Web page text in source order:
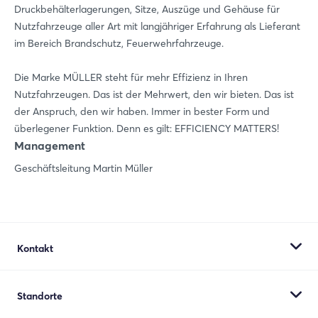
Druckbehälterlagerungen, Sitze, Auszüge und Gehäuse für
Nutzfahrzeuge aller Art mit langjähriger Erfahrung als Lieferant
im Bereich Brandschutz, Feuerwehrfahrzeuge.
Die Marke MÜLLER steht für mehr Effizienz in Ihren
Nutzfahrzeugen. Das ist der Mehrwert, den wir bieten. Das ist
der Anspruch, den wir haben. Immer in bester Form und
überlegener Funktion. Denn es gilt: EFFICIENCY MATTERS!
Management
Geschäftsleitung Martin Müller
Kontakt
Standorte
Passwort vergessen?
Noch nicht angemeldet?
Jetzt registrieren